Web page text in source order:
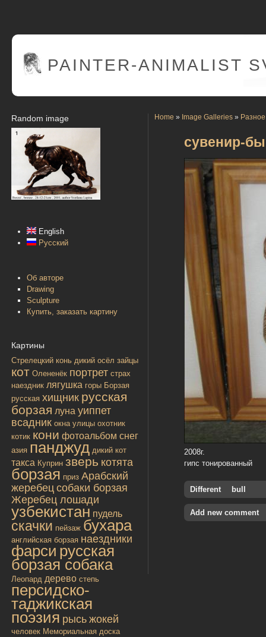
PAINTER-ANIMALIST
Random image
English
Русский
Об авторе
Drawing
Sculpture
Купить, заказать картину
Картины
Стрелецкий конь дикий осёл зайцы
кот Олененёк портрет страх
наездник лягушка горы Борзая
русская хищник русская
борзая луна уиппет
всадник окна улицы охотник
котик кони фотоальбом снег
азия панджуд дикий кот
такса Куприн зверь котята
борзая приз Арабский
жеребец собаки борзая
Жеребец лошади
узбекистан пудель
скачки пейзаж бухара
английская борзая наездники
фарси русская
борзая собака
Леопард дерево степь
персидско-
таджикская
поэзия рысь жокей
человек Мемориальная доска
Home » Image Galleries » Разное
сувенир-
2008г.
гипс тонированный
Different bull
Add new comment